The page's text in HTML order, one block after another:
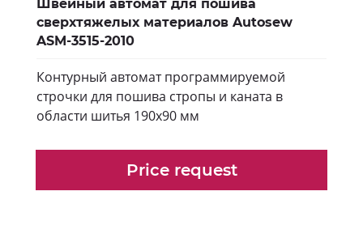
Швейный автомат для пошива
сверхтяжелых материалов Autosew
ASM-3515-2010
Контурный автомат программируемой
строчки для пошива стропы и каната в
области шитья 190х90 мм
Price request